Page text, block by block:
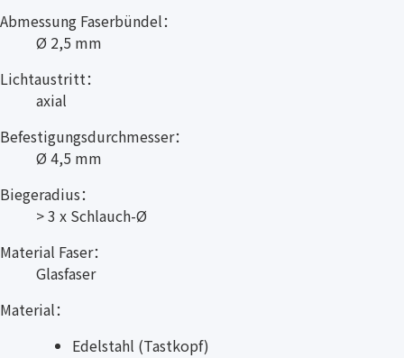
Abmessung Faserbündel：
Ø 2,5 mm
Lichtaustritt：
axial
Befestigungsdurchmesser：
Ø 4,5 mm
Biegeradius：
> 3 x Schlauch-Ø
Material Faser：
Glasfaser
Material：
Edelstahl (Tastkopf)